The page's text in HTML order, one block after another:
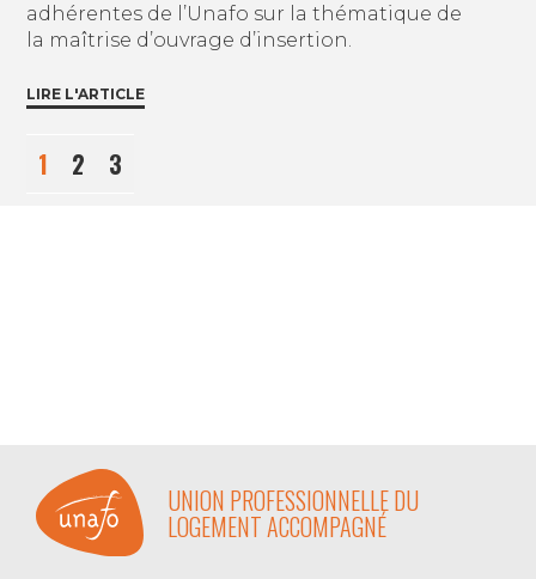
adhérentes de l’Unafo sur la thématique de
la maîtrise d’ouvrage d’insertion.
LIRE L'ARTICLE
1 2 3
UNION PROFESSIONNELLE DU
LOGEMENT ACCOMPAGNÉ